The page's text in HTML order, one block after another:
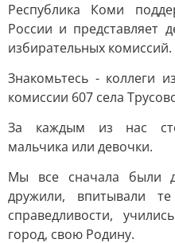
Республика Коми
России и представляет
избирательных комиссий.
Знакомьтесь - коллеги
комиссии 607 села
За каждым из нас
мальчика или девочки.
Мы все сначала были
дружили, впитывали
справедливости,
город, свою Родину.